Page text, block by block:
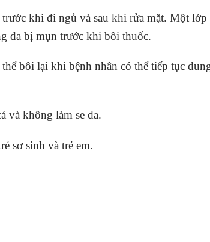
khi đi ngủ và sau khi rửa mặt. Một lớp
da bị mụn trước khi bôi thuốc.
bôi lại khi bệnh nhân có thể tiếp tục
và không làm se da.
sơ sinh và trẻ em.